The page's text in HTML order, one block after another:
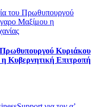
Πρωθυπουργού Κυριάκου
Κυβερνητική Επιτροπή